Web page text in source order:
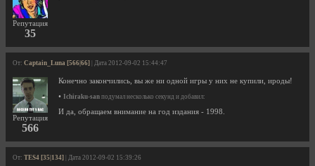
Репутация
35
От: Captain_Luna [566|66] | Дата 2012-09-02 15:44:47
Репутация
566
Конечно закончились, вы же ни одной игры у них не купили, ироды!
• Ichiraku-san подумал несколько секунд и добавил:
И да, обращаем внимание на год издания - 1998.
От: TES4 [35|134] | Дата 2012-09-02 15:39:26